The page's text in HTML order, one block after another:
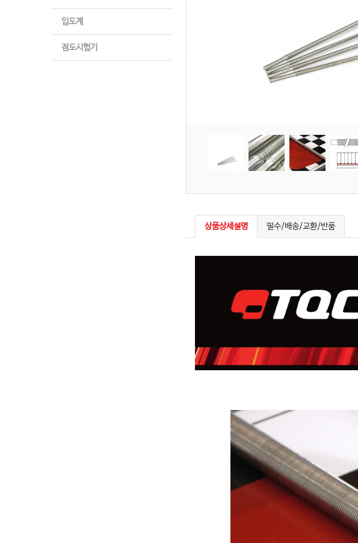
입도계
점도시험기
상품상세설명 필수/배송/교환/반품